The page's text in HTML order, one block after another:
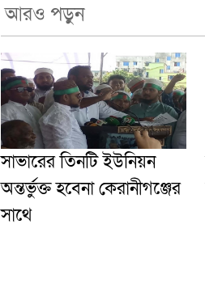
আরও পড়ুন
সাভারের তিনটি ইউনিয়ন
অন্তর্ভুক্ত হবেনা কেরানীগঞ্জের
সাথে